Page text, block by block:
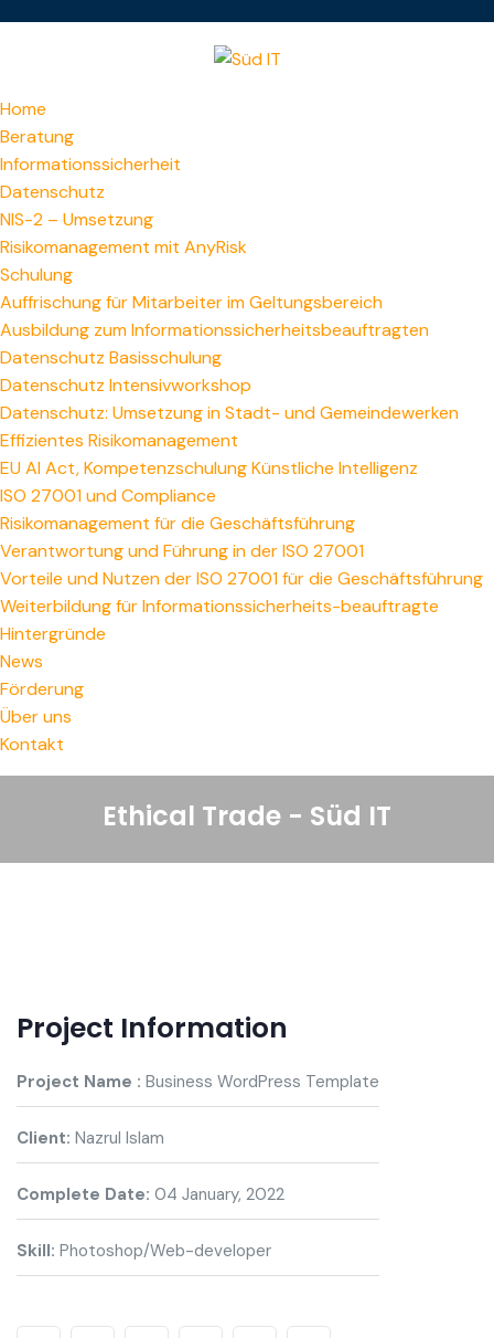
Home
Beratung
Informationssicherheit
Datenschutz
NIS-2 – Umsetzung
Risikomanagement mit AnyRisk
Schulung
Auffrischung für Mitarbeiter im Geltungsbereich
Ausbildung zum Informations­sicherheitsbeauftragten
Datenschutz Basisschulung
Datenschutz Intensivworkshop
Datenschutz: Umsetzung in Stadt- und Gemeindewerken
Effizientes Risikomanagement
EU AI Act, Kompetenzschulung Künstliche Intelligenz
ISO 27001 und Compliance
Risikomanagement für die Geschäftsführung
Verantwortung und Führung in der ISO 27001
Vorteile und Nutzen der ISO 27001 für die Geschäftsführung
Weiterbildung für Informationssicherheits-beauftragte
Hintergründe
News
Förderung
Über uns
Kontakt
Ethical Trade - Süd IT
Project Information
Project Name : Business WordPress Template
Client: Nazrul Islam
Complete Date: 04 January, 2022
Skill: Photoshop/Web-developer